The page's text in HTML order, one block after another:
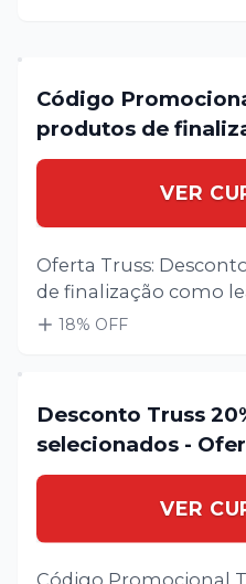
Código
produtos de
VER
Oferta Truss:
de finalização como
18% OFF
Desconto Truss
selecionados -
VER